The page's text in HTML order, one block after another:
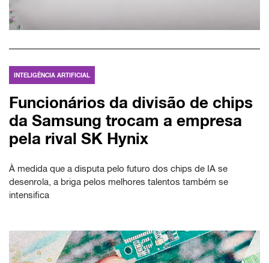
INTELIGÊNCIA ARTIFICIAL
Funcionários da divisão de chips
da Samsung trocam a empresa
pela rival SK Hynix
À medida que a disputa pelo futuro dos chips de IA se
desenrola, a briga pelos melhores talentos também se
intensifica